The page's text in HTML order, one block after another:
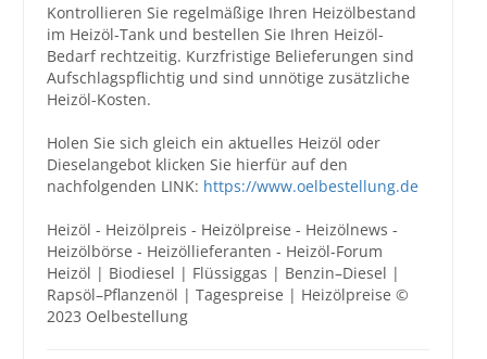
Kontrollieren Sie regelmäßige Ihren Heizölbestand
im Heizöl-Tank und bestellen Sie Ihren Heizöl-
Bedarf rechtzeitig. Kurzfristige Belieferungen sind
Aufschlagspflichtig und sind unnötige zusätzliche
Heizöl-Kosten.
Holen Sie sich gleich ein aktuelles Heizöl oder
Dieselangebot klicken Sie hierfür auf den
nachfolgenden LINK: https://www.oelbestellung.de
Heizöl - Heizölpreis - Heizölpreise - Heizölnews -
Heizölbörse - Heizöllieferanten - Heizöl-Forum
Heizöl | Biodiesel | Flüssiggas | Benzin–Diesel |
Rapsöl–Pflanzenöl | Tagespreise | Heizölpreise ©
2023 Oelbestellung